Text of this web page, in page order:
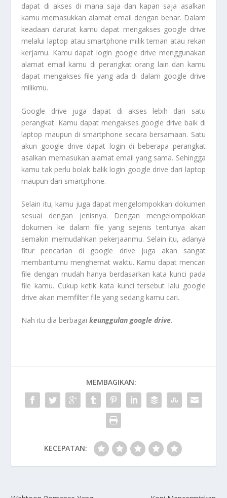
dapat di akses di mana saja dan kapan saja asalkan
kamu memasukkan alamat email dengan benar. Dalam
keadaan darurat kamu dapat mengakses google drive
melalui laptop atau smartphone milik teman atau rekan
kerjamu. Kamu dapat login google drive menggunakan
alamat email kamu di perangkat orang lain dan kamu
dapat mengakses file yang ada di dalam google drive
milikmu.
Google drive juga dapat di akses lebih dari satu
perangkat. Kamu dapat mengakses google drive baik di
laptop maupun di smartphone secara bersamaan. Satu
akun google drive dapat login di beberapa perangkat
asalkan memasukan alamat email yang sama. Sehingga
kamu tak perlu bolak balik login google drive dari laptop
maupun dari smartphone.
Selain itu, kamu juga dapat mengelompokkan dokumen
sesuai dengan jenisnya. Dengan mengelompokkan
dokumen ke dalam file yang sejenis tentunya akan
semakin memudahkan pekerjaanmu. Selain itu, adanya
fitur pencarian di google drive juga akan sangat
membantumu menghemat waktu. Kamu dapat mencari
file dengan mudah hanya berdasarkan kata kunci pada
file kamu. Cukup ketik kata kunci tersebut lalu google
drive akan memfilter file yang sedang kamu cari.
Nah itu dia berbagaikeunggulan google drive.
MEMBAGIKAN:
KECEPATAN: